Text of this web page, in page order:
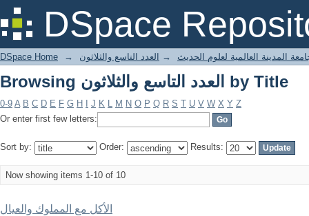
DSpace Browsing العدد التاسع والثلاثون by Title
DSpace Home → المدينة العالمية لعلوم الحديث → العدد التاسع والثلاثون
Browsing العدد التاسع والثلاثون by Title
0-9 A B C D E F G H J K L M N O P Q R S T U V W X Y Z
Or enter first few letters:
Sort by: Order: Results:
Now showing items 1-10 of 10
الأكل مع المملوك والعيال